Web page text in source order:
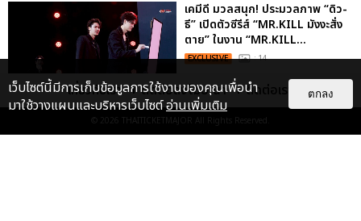
เคมีดี มวลสนุก! ประมวลภาพ “ดิว-
ธี” เปิดตัวซีรีส์ “MR.KILL มังงะสั่ง
ตาย” ในงาน “MR.KILL...
EXCLUSIVE : 14
ประมวลภาพค่ำคืนแห่งความทรงจำ
ของ ITZY และมิดจีไทย ในวันที่
เกี่ยวกับเรา ติดต่อลงโฆษณา ติดต่อเรา
© 2026 THAITICKETMAJOR All Rights Reserved.
เว็บไซต์นี้มีการเก็บข้อมูลการใช้งานของคุณเพื่อนำ
มาใช้วางแผนและบริหารเว็บไซต์อ่านเพิ่มเติม
ตกลง